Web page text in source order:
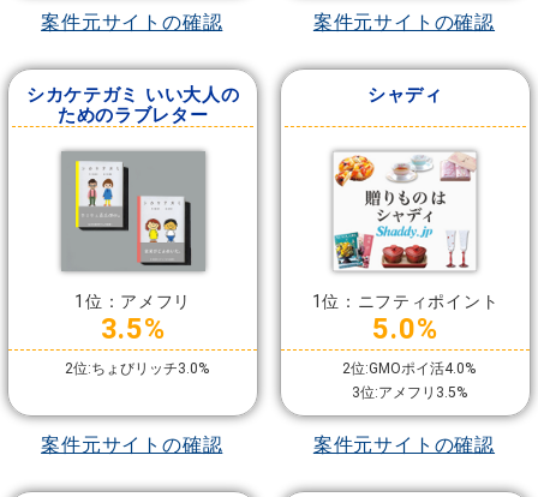
案件元サイトの確認 案件元サイトの確認
シカケテガミ いい大人の
ためのラブレター
1位：アメフリ
3.5%
2位:ちょびリッチ3.0%
案件元サイトの確認
シャディ
1位：ニフティポイント
5.0%
2位:GMOポイ活4.0%
3位:アメフリ3.5%
案件元サイトの確認